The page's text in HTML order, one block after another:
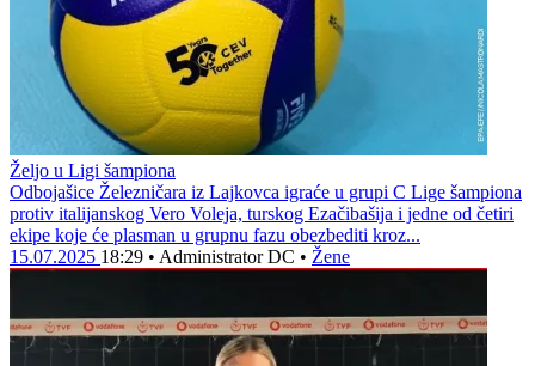
Željo u Ligi šampiona
Odbojašice Železničara iz Lajkovca igraće u grupi C Lige šampiona
protiv italijanskog Vero Voleja, turskog Ezačibašija i jedne od četiri
ekipe koje će plasman u grupnu fazu obezbediti kroz...
15.07.2025 18:29 • Administrator DC • Žene